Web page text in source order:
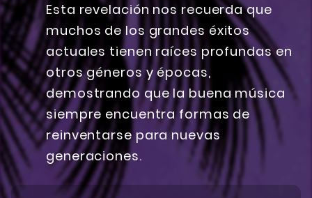
Esta revelación nos recuerda que
muchos de los grandes éxitos
actuales tienen raíces profundas en
otros géneros y épocas,
demostrando que la buena música
siempre encuentra formas de
reinventarse para nuevas
generaciones.